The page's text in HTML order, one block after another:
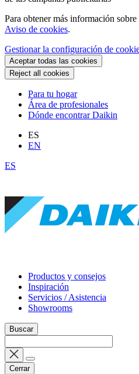
Para obtener más información
Aviso de cookies.
Gestionar la configuración de
Aceptar todas las cookies
Reject all cookies
Para tu hogar
Área de profesionales
Dónde encontrar Daikin
ES
EN
ES
Productos y consejos
Inspiración
Servicios / Asistencia
Showrooms
Buscar
Cerrar